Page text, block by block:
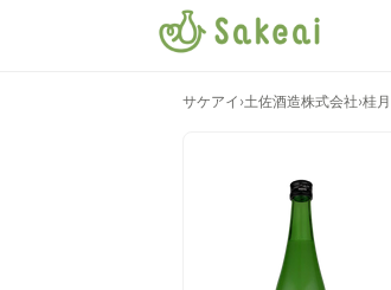
サケアイ ›土佐酒造株式会社›桂月